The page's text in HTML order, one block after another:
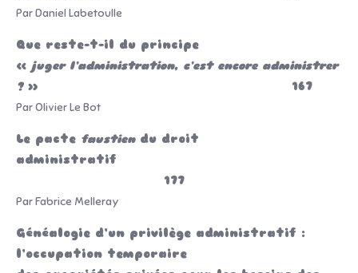
Par Daniel Labetoulle
Que reste-t-il du principe
« juger l’administration, c’est encore administrer
?» 167
Par Olivier Le Bot
Le pacte faustiendu droit
administratif
177
Par Fabrice Melleray
Généalogie d’un privilège administratif :
l’occupation temporaire